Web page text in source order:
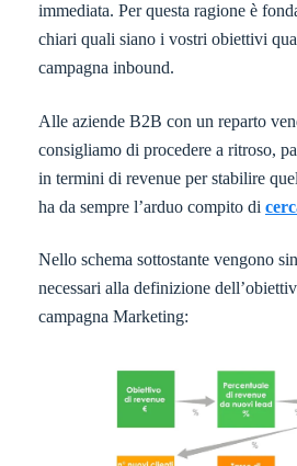
immediata. Per questa ragione è
chiari quali siano i vostri obiettivi
campagna inbound.
Alle aziende B2B con un reparto
consigliamo di procedere a ritroso,
in termini di revenue per stabilire
ha da sempre l’arduo compito di
Nello schema sottostante vengono
necessari alla definizione
campagna Marketing: